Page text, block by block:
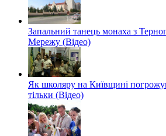
Запальний танець монаха з
Мережу (Відео)
Як школяру на Київщині
тільки (Відео)